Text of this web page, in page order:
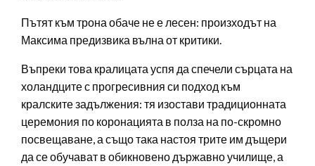
Пътят към трона обаче не е лесен: произходът на
Максима предизвика вълна от критики.
Въпреки това кралицата успя да спечели сърцата на
холандците с прогресивния си подход към
кралските задължения: тя изостави традиционната
церемония по коронацията в полза на по-скромно
посвещаване, а също така настоя трите им дъщери
да се обучават в обикновено държавно училище, а